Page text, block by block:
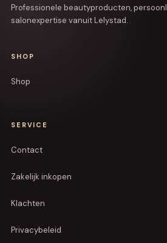
Professionele beautyproducten,
salonexpertise vanuit Lelystad.
SHOP
Shop
SERVICE
Contact
Zakelijk inkopen
Klachten
Privacybeleid